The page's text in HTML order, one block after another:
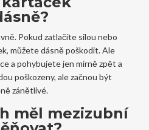
Pokud zatlačíte silou nebo
můžete dásně poškodit. Ale
a pohybujete jen mírně zpět a
poškozeny, ale začnou být
zánětlivé.
měl mezizubní